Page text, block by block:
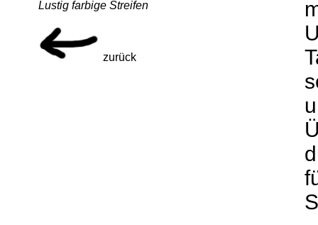
Lustig farbige Streifen
zurück